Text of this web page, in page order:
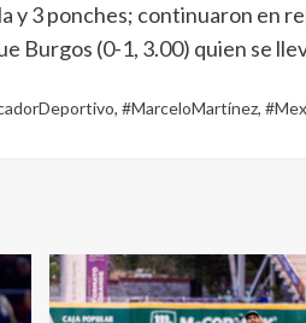
y 3 ponches; continuaron en
Burgos (0-1, 3.00) quien se
, #MarceloMartínez,